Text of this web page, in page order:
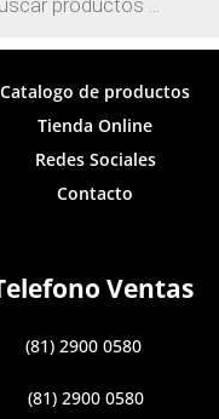
Catalogo de productos
Tienda Online
Redes Sociales
Contacto
Ventas
(81) 2900 0580
(81) 2900 0580